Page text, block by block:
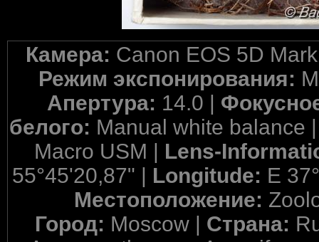
Камера: Canon EOS 5D
Режим экспонирования:
Апертура: 14.0 |
белого: Manual white balance
Macro USM | Lens-
55°45'20,87" | Longitude: E
Местоположение:
Город: Moscow | Страна: